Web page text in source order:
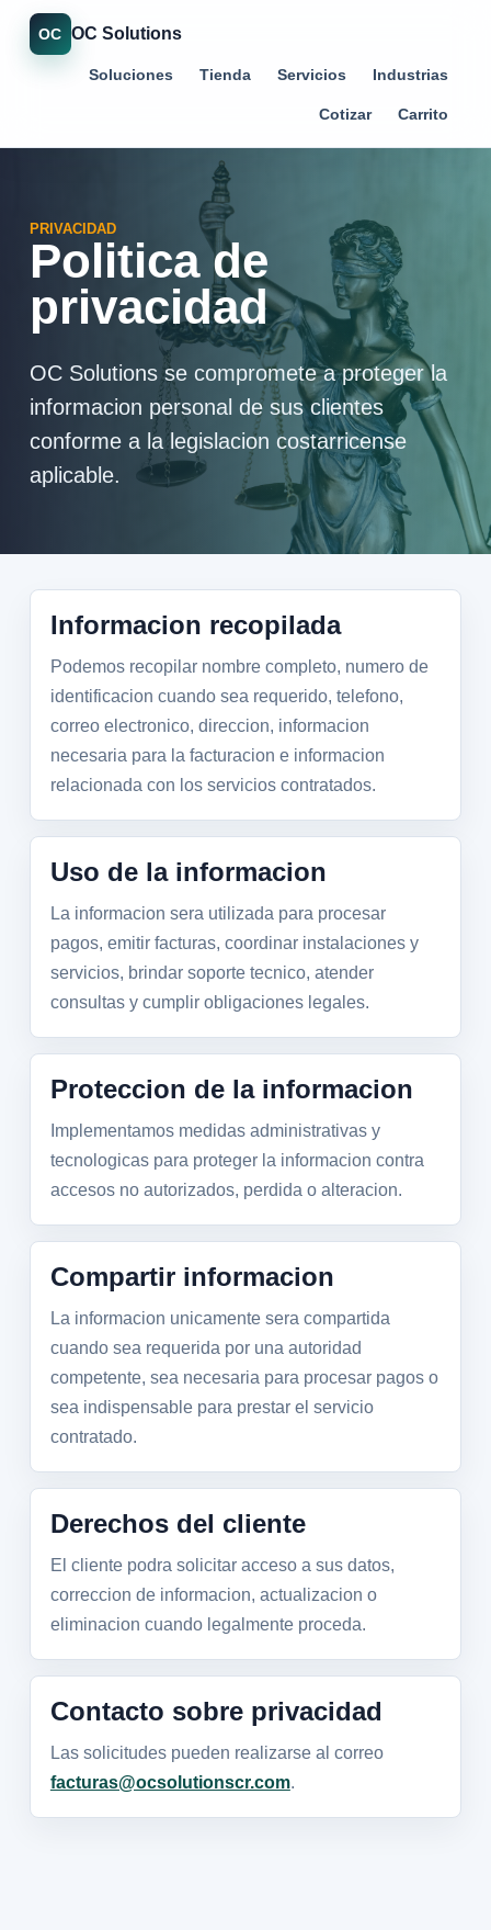
OC OC Solutions
Soluciones Tienda Servicios Industrias
Cotizar Carrito
PRIVACIDAD
Politica de
privacidad
OC Solutions se compromete a proteger la
informacion personal de sus clientes
conforme a la legislacion costarricense
aplicable.
Informacion recopilada
Podemos recopilar nombre completo, numero de
identificacion cuando sea requerido, telefono,
correo electronico, direccion, informacion
necesaria para la facturacion e informacion
relacionada con los servicios contratados.
Uso de la informacion
La informacion sera utilizada para procesar
pagos, emitir facturas, coordinar instalaciones y
servicios, brindar soporte tecnico, atender
consultas y cumplir obligaciones legales.
Proteccion de la informacion
Implementamos medidas administrativas y
tecnologicas para proteger la informacion contra
accesos no autorizados, perdida o alteracion.
Compartir informacion
La informacion unicamente sera compartida
cuando sea requerida por una autoridad
competente, sea necesaria para procesar pagos o
sea indispensable para prestar el servicio
contratado.
Derechos del cliente
El cliente podra solicitar acceso a sus datos,
correccion de informacion, actualizacion o
eliminacion cuando legalmente proceda.
Contacto sobre privacidad
Las solicitudes pueden realizarse al correo
facturas@ocsolutionscr.com.